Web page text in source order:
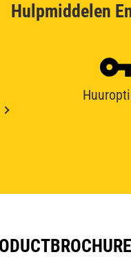
Hulpmiddelen